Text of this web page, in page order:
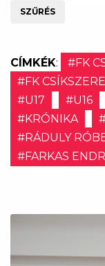
SZŰRÉS
CÍMKÉK:
#FK
#FK
#U17
#U16
#KRÓNIKA
#RÁDULY
#FARKAS